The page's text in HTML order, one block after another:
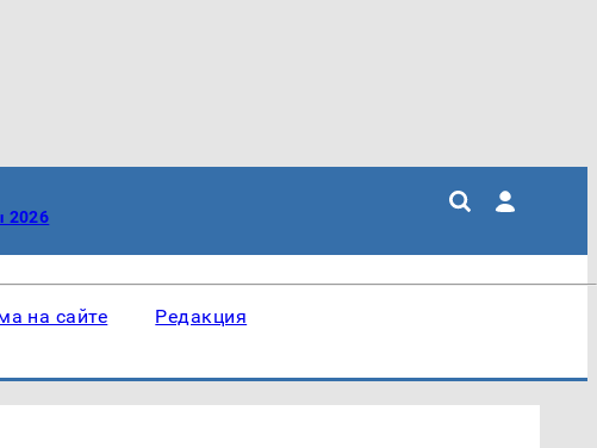
2026
на сайте Редакция